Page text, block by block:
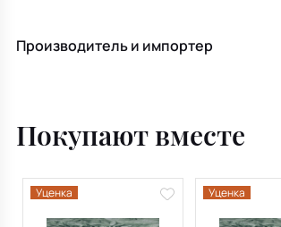
Производитель и импортер
Покупают вместе
Уценка Уценка